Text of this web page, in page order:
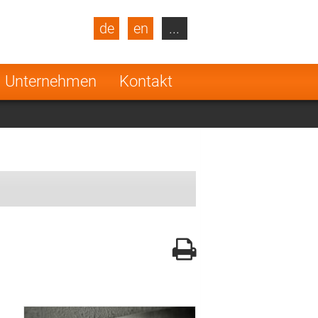
Unternehmen Kontakt
de en
Turkey
Netherlands
...